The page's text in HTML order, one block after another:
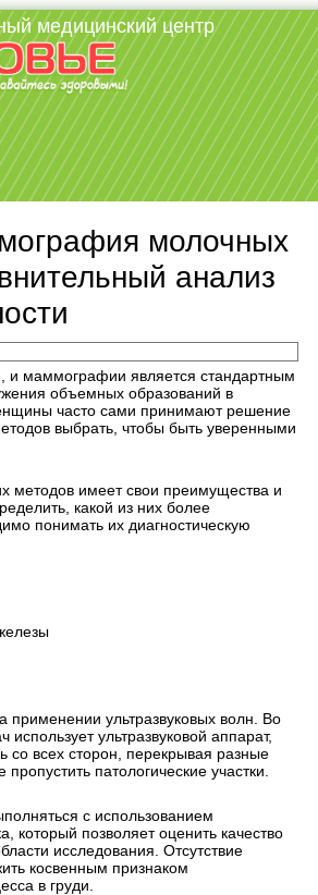
медицинский центр
молочных
анализ
и маммографии является стандартным
объемных образований в
часто сами принимают решение
выбрать, чтобы быть уверенными
методов имеет свои преимущества и
какой из них более
понимать их диагностическую
применении ультразвуковых волн. Во
ультразвуковой аппарат,
со всех сторон, перекрывая разные
патологические участки.
с использованием
который позволяет оценить качество
исследования. Отсутствие
косвенным признаком
в груди.